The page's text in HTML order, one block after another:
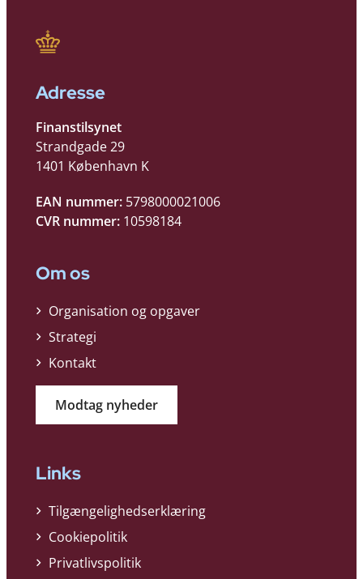
Adresse
Finanstilsynet
Strandgade 29
1401 København K
EAN nummer: 5798000021006
CVR nummer: 10598184
Om os
Organisation og opgaver
Strategi
Kontakt
Modtag nyheder
Links
Tilgængelighedserklæring
Cookiepolitik
Privatlivspolitik